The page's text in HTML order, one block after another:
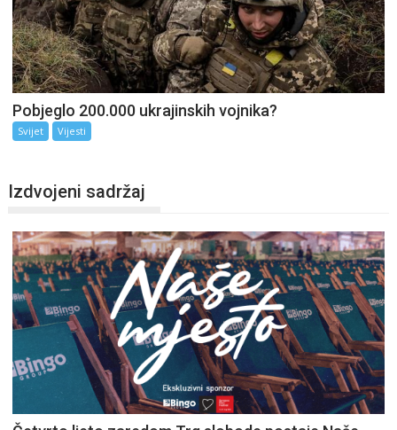
Pobjeglo 200.000 ukrajinskih vojnika?
Svijet Vijesti
Izdvojeni sadržaj